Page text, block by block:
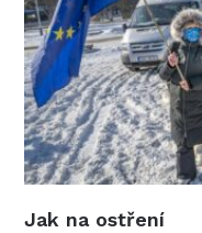
Jak na ostření